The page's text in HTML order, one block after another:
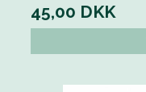
45,00 DKK